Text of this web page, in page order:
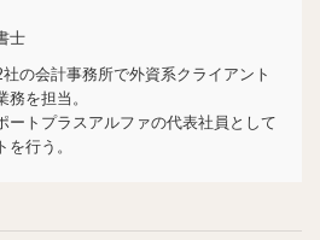
士
の会計事務所で外資系クライアント
を担当。
ートプラスアルファの代表社員として
行う。